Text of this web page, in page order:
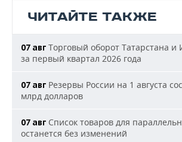
ЧИТАЙТЕ ТАКЖЕ
07 авг Торговый оборот Татарстана и
за первый квартал 2026 года
07 авг Резервы России на 1 августа
млрд долларов
07 авг Список товаров для
останется без изменений